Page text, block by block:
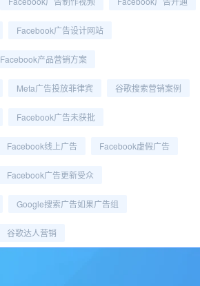
Facebook广告设计网站
Facebook产品营销方案
Meta广告投放菲律宾 谷歌搜索营销案例
Facebook广告未获批
Facebook线上广告 Facebook虚假广告
Facebook广告更新受众
Google搜索广告如果广告组
谷歌达人营销